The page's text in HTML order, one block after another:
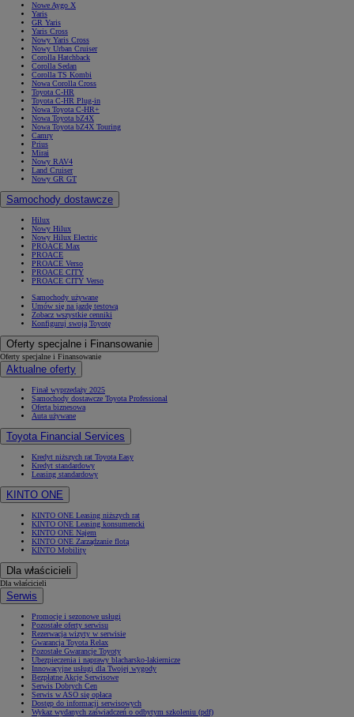
Nowe Aygo X
Yaris
GR Yaris
Yaris Cross
Nowy Yaris Cross
Nowy Urban Cruiser
Corolla Hatchback
Corolla Sedan
Corolla TS Kombi
Nowa Corolla Cross
Toyota C-HR
Toyota C-HR Plug-in
Nowa Toyota C-HR+
Nowa Toyota bZ4X
Nowa Toyota bZ4X Touring
Camry
Prius
Mirai
Nowy RAV4
Land Cruiser
Nowy GR GT
Samochody dostawcze
Hilux
Nowy Hilux
Nowy Hilux Electric
PROACE Max
PROACE
PROACE Verso
PROACE CITY
PROACE CITY Verso
Samochody używane
Umów się na jazdę testową
Zobacz wszystkie cenniki
Konfiguruj swoją Toyotę
Oferty specjalne i Finansowanie
Oferty specjalne i Finansowanie
Aktualne oferty
Finał wyprzedaży 2025
Samochody dostawcze Toyota Professional
Oferta biznesowa
Auta używane
Toyota Financial Services
Kredyt niższych rat Toyota Easy
Kredyt standardowy
Leasing standardowy
KINTO ONE
KINTO ONE Leasing niższych rat
KINTO ONE Leasing konsumencki
KINTO ONE Najem
KINTO ONE Zarządzanie flotą
KINTO Mobility
Dla właścicieli
Dla właścicieli
Serwis
Promocje i sezonowe usługi
Pozostałe oferty serwisu
Rezerwacja wizyty w serwisie
Gwarancja Toyota Relax
Pozostałe Gwarancje Toyoty
Ubezpieczenia i naprawy blacharsko-lakiernicze
Innowacyjne usługi dla Twojej wygody
Bezpłatne Akcje Serwisowe
Serwis Dobrych Cen
Serwis w ASO się opłaca
Dostęp do informacji serwisowych
Wykaz wydanych zaświadczeń o odbytym szkoleniu (pdf)